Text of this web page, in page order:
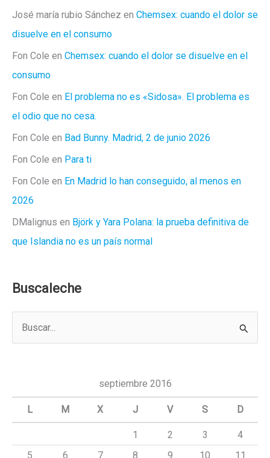
José maría rubio Sánchez en Chemsex: cuando el dolor se
disuelve en el consumo
Fon Cole en Chemsex: cuando el dolor se disuelve en el
consumo
Fon Cole en El problema no es «Sidosa». El problema es
el odio que no cesa.
Fon Cole en Bad Bunny. Madrid, 2 de junio 2026
Fon Cole en Para ti
Fon Cole en En Madrid lo han conseguido, al menos en
2026
DMalignus en Björk y Yara Polana: la prueba definitiva de
que Islandia no es un país normal
Buscaleche
a
septiembre 2016
L M X J V S D
1 2 3
4
5
6 7 8 9 10 11